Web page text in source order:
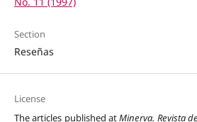
Section
Reseñas
License
The articles published atMinerva. Revista